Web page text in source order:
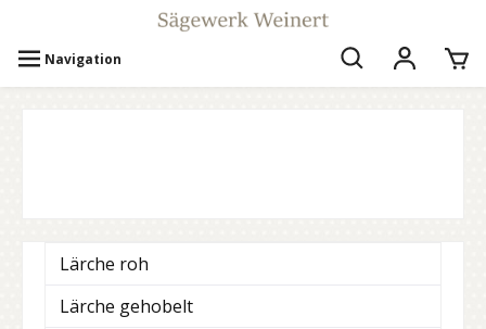
Navigation
Lärche roh
Lärche gehobelt